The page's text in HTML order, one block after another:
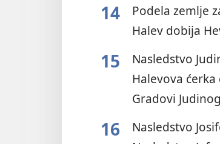
14 Podela zemlje
Halev dobija
15 Nasledstvo
Halevova
Gradovi
16 Nasledstvo